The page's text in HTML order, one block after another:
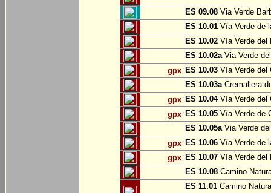
ES 09.08 Via Verde
ES 10.01 Vía Verde de
ES 10.02 Vía Verde del
ES 10.02aVia Verde
gpx ES 10.03 Vía Verde del
ES 10.03aCremallera
gpx ES 10.04Vía Verde del
gpx ES 10.05 Vía Verde de
ES 10.05aVia Verde
gpx ES 10.06 Vía Verde de
gpx ES 10.07 Vía Verde del
ES 10.08 Camino
ES 11.01 Camino